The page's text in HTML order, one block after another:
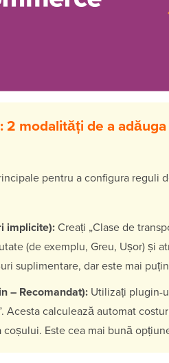
2 modalități de a
pentru a configura reguli
implicite):Creați „Clase de
(de exemplu, Greu, Ușor) și
suplimentare, dar este mai
– Recomandat): Utilizați plugin-
Acesta calculează automat
Este cea mai bună